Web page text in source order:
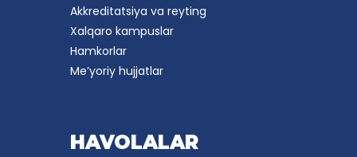
Akkreditatsiya va reyting
Xalqaro kampuslar
Hamkorlar
Me’yoriy hujjatlar
HAVOLALAR